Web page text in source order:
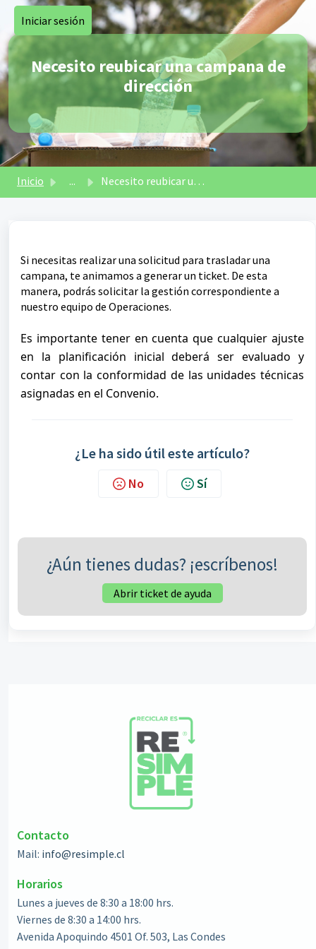
Saltar al contenido principal
Iniciar sesión
Necesito reubicar una campana de
dirección
Inicio ... Necesito reubicar una campana de dirección
Si necesitas realizar una solicitud para trasladar una
campana, te animamos a generar un ticket. De esta
manera, podrás solicitar la gestión correspondiente a
nuestro equipo de Operaciones.
Es importante tener en cuenta que cualquier ajuste
en la planificación inicial deberá ser evaluado y
contar con la conformidad de las unidades técnicas
asignadas en el Convenio.
¿Le ha sido útil este artículo?
No Sí
¿Aún tienes dudas? ¡escríbenos!
Abrir ticket de ayuda
Contacto
Mail: info@resimple.cl
Horarios
Lunes a jueves de 8:30 a 18:00 hrs.
Viernes de 8:30 a 14:00 hrs.
Avenida Apoquindo 4501 Of. 503, Las Condes